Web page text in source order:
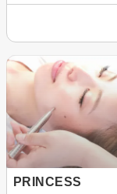
PRINCESS